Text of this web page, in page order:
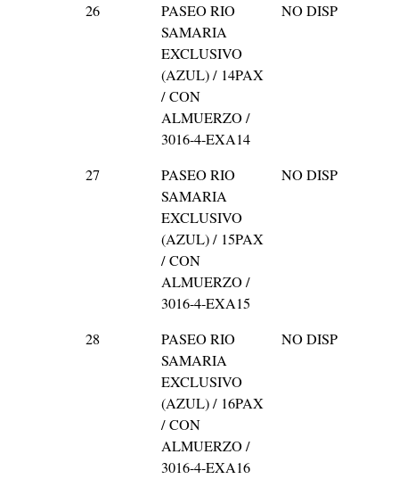
26
PASEO RIO
SAMARIA
EXCLUSIVO
(AZUL) / 14PAX
/ CON
ALMUERZO /
3016-4-EXA14
NO DISP
27
PASEO RIO
SAMARIA
EXCLUSIVO
(AZUL) / 15PAX
/ CON
ALMUERZO /
3016-4-EXA15
NO DISP
28
PASEO RIO
SAMARIA
EXCLUSIVO
(AZUL) / 16PAX
/ CON
ALMUERZO /
3016-4-EXA16
NO DISP